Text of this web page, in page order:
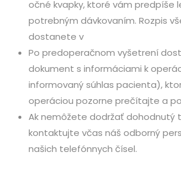
očné kvapky, ktoré vám predpíše
potrebným dávkovaním. Rozpis
dostanete v
Po predoperačnom vyšetrení
dokument s informáciami k
informovaný súhlas pacienta),
operáciou pozorne prečítajte a
Ak nemôžete dodržať dohodnutý
kontaktujte včas náš odborný
našich telefónnych čísel.